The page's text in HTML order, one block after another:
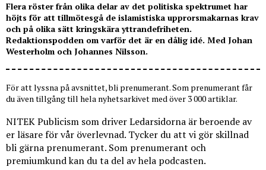
Flera röster från olika delar av det politiska spektrumet har
höjts för att tillmötesgå de islamistiska upprorsmakarnas krav
och på olika sätt kringskära yttrandefriheten.
Redaktionspodden om varför det är en dålig idé. Med Johan
Westerholm och Johannes Nilsson.
För att lyssna på avsnittet, bli prenumerant. Som prenumerant får
du även tillgång till hela nyhetsarkivet med över 3 000 artiklar.
NITEK Publicism som driver Ledarsidorna är beroende av
er läsare för vår överlevnad. Tycker du att vi gör skillnad
bli gärna prenumerant. Som prenumerant och
premiumkund kan du ta del av hela podcasten.